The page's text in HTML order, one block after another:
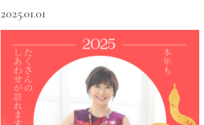
2025.01.01